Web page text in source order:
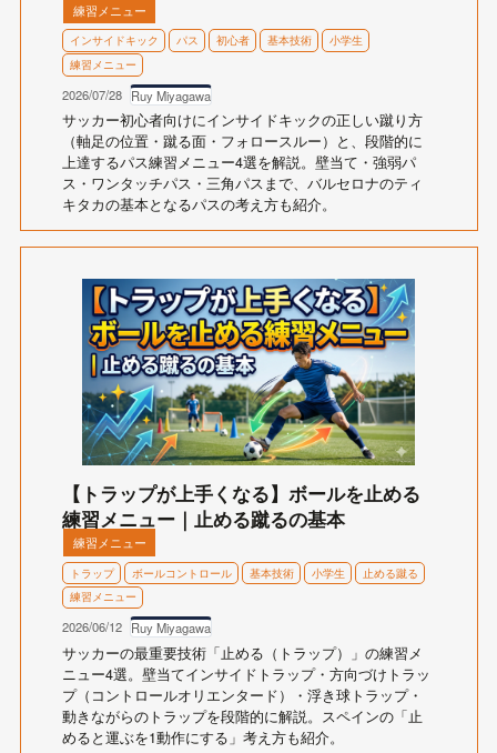
練習メニュー
インサイドキック パス 初心者 基本技術
小学生
練習メニュー
2026/07/28 Ruy Miyagawa
サッカー初心者向けにインサイドキックの正しい蹴り方
（軸足の位置・蹴る面・フォロースルー）と、段階的に
上達するパス練習メニュー4選を解説。壁当て・強弱パ
ス・ワンタッチパス・三角パスまで、バルセロナのティ
キタカの基本となるパスの考え方も紹介。
【トラップが上手くなる】ボールを止める
練習メニュー｜止める蹴るの基本
練習メニュー
トラップ ボールコントロール 基本技術 小学生
止める蹴る
練習メニュー
2026/06/12 Ruy Miyagawa
サッカーの最重要技術「止める（トラップ）」の練習メ
ニュー4選。壁当てインサイドトラップ・方向づけトラッ
プ（コントロールオリエンタード）・浮き球トラップ・
動きながらのトラップを段階的に解説。スペインの「止
めると運ぶを1動作にする」考え方も紹介。